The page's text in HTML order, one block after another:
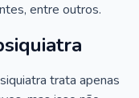
entre outros.
trata apenas